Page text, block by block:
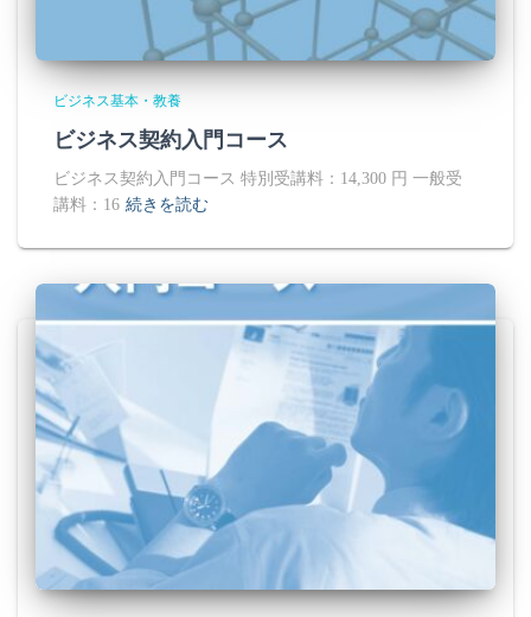
ビジネス基本・教養
ビジネス契約入門コース
ビジネス契約入門コース 特別受講料：14,300 円 一般受
講料：16 続きを読む